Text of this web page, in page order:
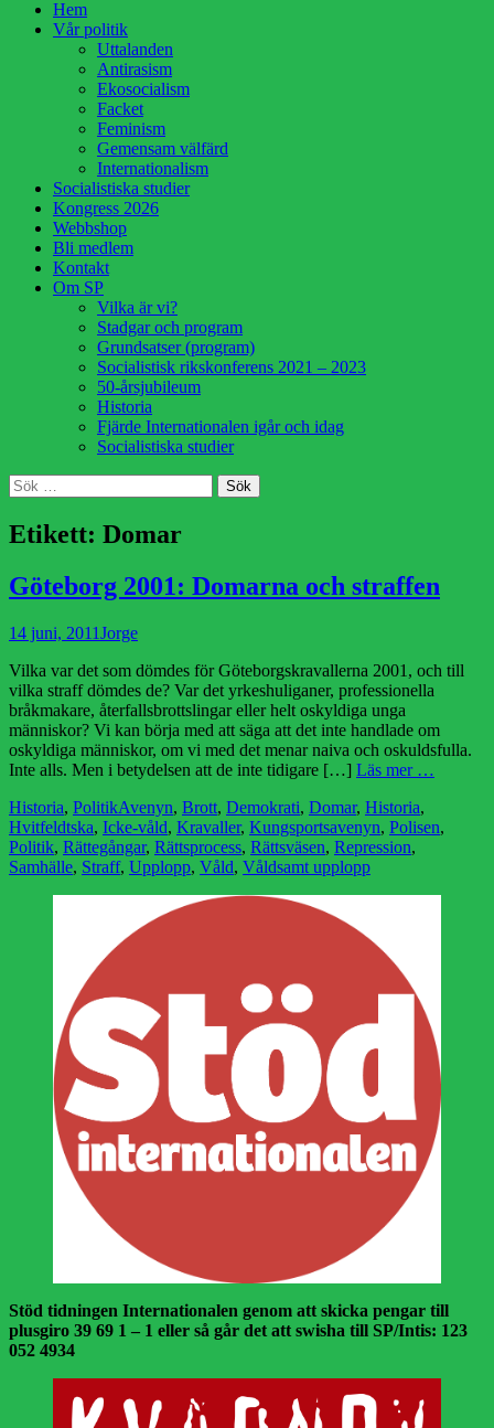
HoppaHem
Vår politik
Uttalanden
Antirasism
Ekosocialism
Facket
Feminism
Gemensam välfärd
Internationalism
Socialistiska studier
Kongress 2026
Webbshop
Bli medlem
Kontakt
Om SP
Vilka är vi?
Stadgar och program
Grundsatser (program)
Socialistisk rikskonferens 2021 – 2023
50-årsjubileum
Historia
Fjärde Internationalen igår och idag
Socialistiska studier
Sök
Sök
efter:
Etikett: Domar
Göteborg 2001: Domarna och straffen
Publicerad
14 juni, 2011 Författare
Jorge
Vilka var det som dömdes för Göteborgskravallerna 2001, och till
vilka straff dömdes de? Var det yrkeshuliganer, professionella
bråkmakare, återfallsbrottslingar eller helt oskyldiga unga
människor? Vi kan börja med att säga att det inte handlade om
oskyldiga människor, om vi med det menar naiva och oskuldsfulla.
Inte alls. Men i betydelsen att de inte tidigare […] Läs mer …
Kategorier
Historia, PolitikEtiketter
Avenyn, Brott, Demokrati, Domar, Historia,
Hvitfeldtska, Icke-våld, Kravaller, Kungsportsavenyn, Polisen,
Politik, Rättegångar, Rättsprocess, Rättsväsen, Repression,
Samhälle, Straff, Upplopp, Våld, Våldsamt upplopp
Stöd tidningen Internationalen genom att skicka pengar till
plusgiro 39 69 1 – 1 eller så går det att swisha till SP/Intis: 123
052 4934